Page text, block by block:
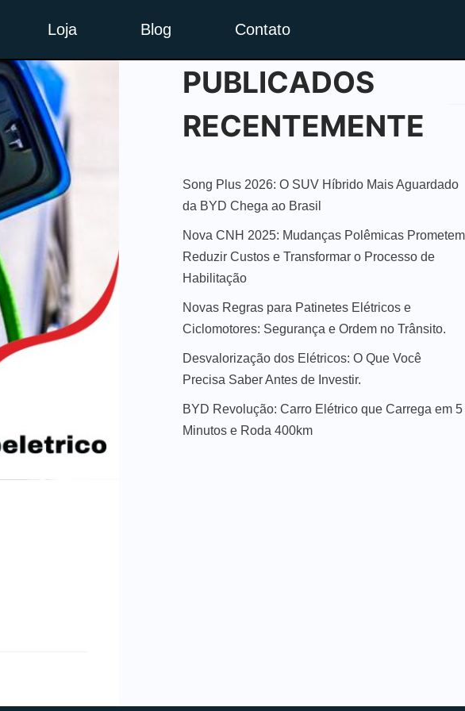
Loja Blog Contato
PUBLICADOS
RECENTEMENTE
Song Plus 2026: O SUV Híbrido Mais Aguardado
da BYD Chega ao Brasil
Nova CNH 2025: Mudanças Polêmicas Prometem
Reduzir Custos e Transformar o Processo de
Habilitação
Novas Regras para Patinetes Elétricos e
Ciclomotores: Segurança e Ordem no Trânsito.
Desvalorização dos Elétricos: O Que Você
Precisa Saber Antes de Investir.
BYD Revolução: Carro Elétrico que Carrega em 5
Minutos e Roda 400km